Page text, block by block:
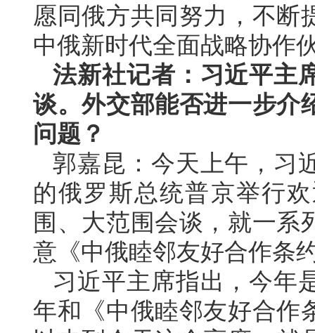
愿同俄方共同努力，不断
中俄新时代全面战略协作
法新社记者：习近平主
谈。外交部能否进一步介
问题？
郭嘉昆：今天上午，习
的俄罗斯总统普京举行
围、大范围会谈，就一系
意《中俄睦邻友好合作条
习近平主席指出，今年
年和《中俄睦邻友好合作